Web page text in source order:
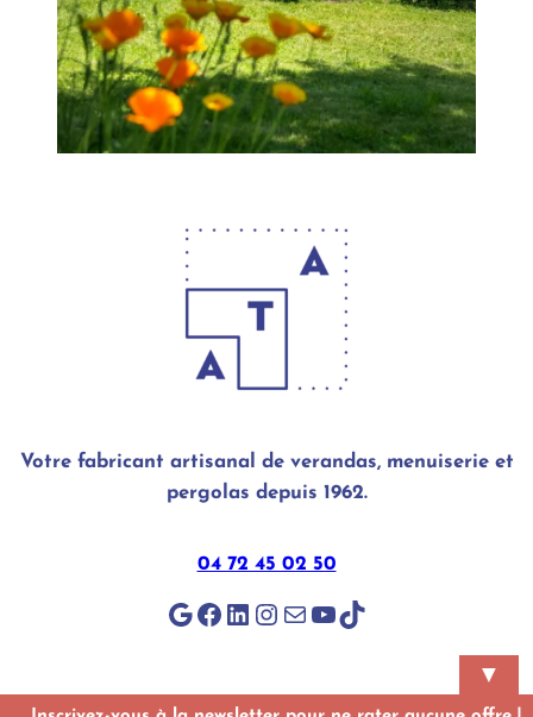
Votre fabricant artisanal de verandas, menuiserie et
pergolas depuis 1962.
04 72 45 02 50
Google
Facebook
LinkedIn
Instagram
E-mailYouTube
TikTok
▼